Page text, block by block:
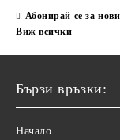
Абонирай се за
Виж всички
Бързи връзки:
Начало